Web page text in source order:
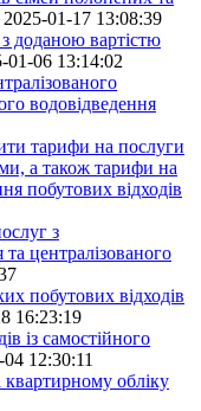
2025-01-17 13:08:39
доданою вартістю
01-06 13:14:02
водовідведення
тарифи на послуги
а також тарифи на
побутових відходів
з
централізованого
побутових відходів
16:23:19
із самостійного
12:30:11
квартирному обліку